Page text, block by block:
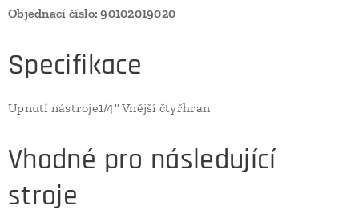
Objednací číslo: 90102019020
Specifikace
Upnutí nástroje1/4" Vnější čtyřhran
Vhodné pro následující
stroje